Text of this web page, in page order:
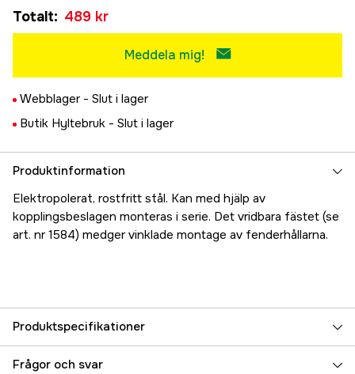
Totalt: 489 kr
Meddela mig!
Webblager - Slut i lager
Butik Hyltebruk - Slut i lager
Produktinformation
Elektropolerat, rostfritt stål. Kan med hjälp av
kopplingsbeslagen monteras i serie. Det vridbara fästet (se
art. nr 1584) medger vinklade montage av fenderhållarna.
Produktspecifikationer
Referensnummer 5000018245
Frågor och svar